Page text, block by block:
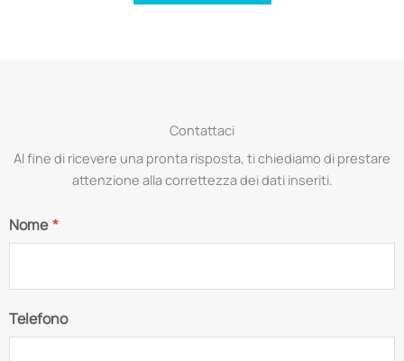
Contattaci
Al fine di ricevere una pronta risposta, ti chiediamo di prestare
attenzione alla correttezza dei dati inseriti.
Nome*
Telefono